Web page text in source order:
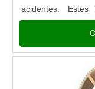
acidentes. Estes
em:Sacadas
altos Entre